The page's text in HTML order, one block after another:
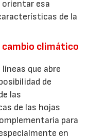
esa
de la
climático
que abre
de
las
de las hojas
para
en